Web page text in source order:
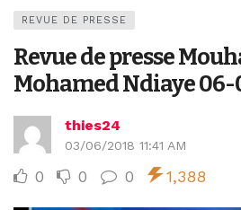
REVUE DE PRESSE
Revue de presse
Mohamed Ndiaye 06-
thies24
03/06/2018 11:41 AM
0 0 0 1,388